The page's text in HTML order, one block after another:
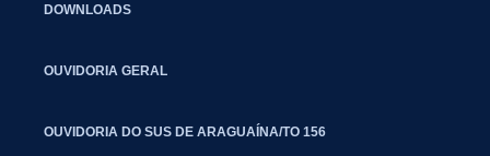
DOWNLOADS
OUVIDORIA GERAL
OUVIDORIA DO SUS DE ARAGUAÍNA/TO 156